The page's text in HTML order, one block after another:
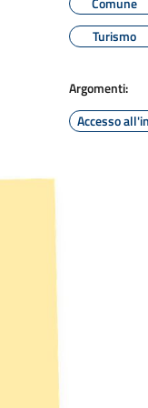
Turismo
Argomenti:
Accesso